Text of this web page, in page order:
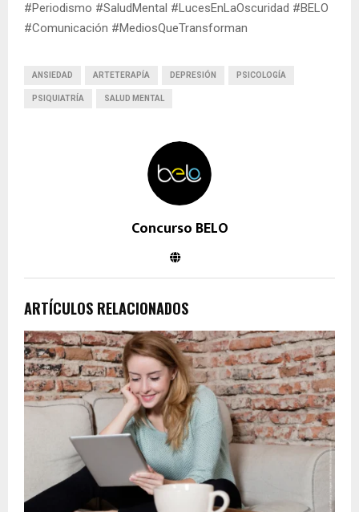
#Periodismo #SaludMental #LucesEnLaOscuridad #BELO
#Comunicación #MediosQueTransforman
ANSIEDAD ARTETERAPÍA DEPRESIÓN PSICOLOGÍA
PSIQUIATRÍA SALUD MENTAL
Concurso BELO
ARTÍCULOS RELACIONADOS